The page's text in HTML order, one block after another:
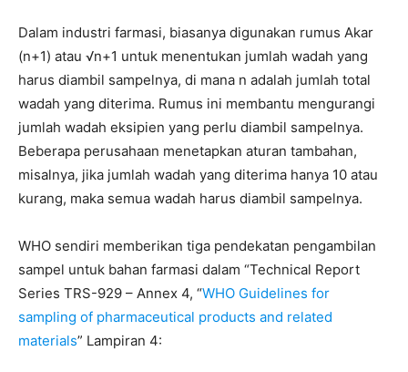
Dalam industri farmasi, biasanya digunakan rumus Akar
(n+1) atau √n+1 untuk menentukan jumlah wadah yang
harus diambil sampelnya, di mana n adalah jumlah total
wadah yang diterima. Rumus ini membantu mengurangi
jumlah wadah eksipien yang perlu diambil sampelnya.
Beberapa perusahaan menetapkan aturan tambahan,
misalnya, jika jumlah wadah yang diterima hanya 10 atau
kurang, maka semua wadah harus diambil sampelnya.
WHO sendiri memberikan tiga pendekatan pengambilan
sampel untuk bahan farmasi dalam “Technical Report
Series TRS-929 – Annex 4, “WHO Guidelines for
sampling of pharmaceutical products and related
materials” Lampiran 4: